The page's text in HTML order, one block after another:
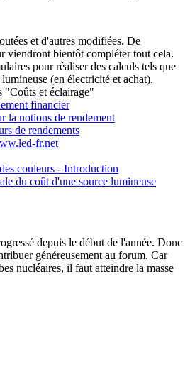
et d'autres modifiées. De
viendront bientôt compléter tout cela.
pour réaliser des calculs tels que
(en électricité et achat).
"Coûts et éclairage"
financier
la notions de rendement
de rendements
fr.net
couleurs - Introduction
du coût d'une source lumineuse
depuis le début de l'année. Donc
généreusement au forum. Car
nucléaires, il faut atteindre la masse